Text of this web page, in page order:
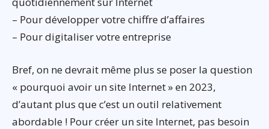
– Pour développer votre chiffre d’affaires
– Pour digitaliser votre entreprise
Bref, on ne devrait même plus se poser la question
« pourquoi avoir un site Internet » en 2023,
d’autant plus que c’est un outil relativement
abordable ! Pour créer un site Internet, pas besoin